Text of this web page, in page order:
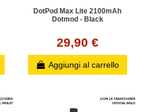
DotPod Max Lite 2100mAh
Dotmod - Black
29,90 €
Aggiungi al carrello